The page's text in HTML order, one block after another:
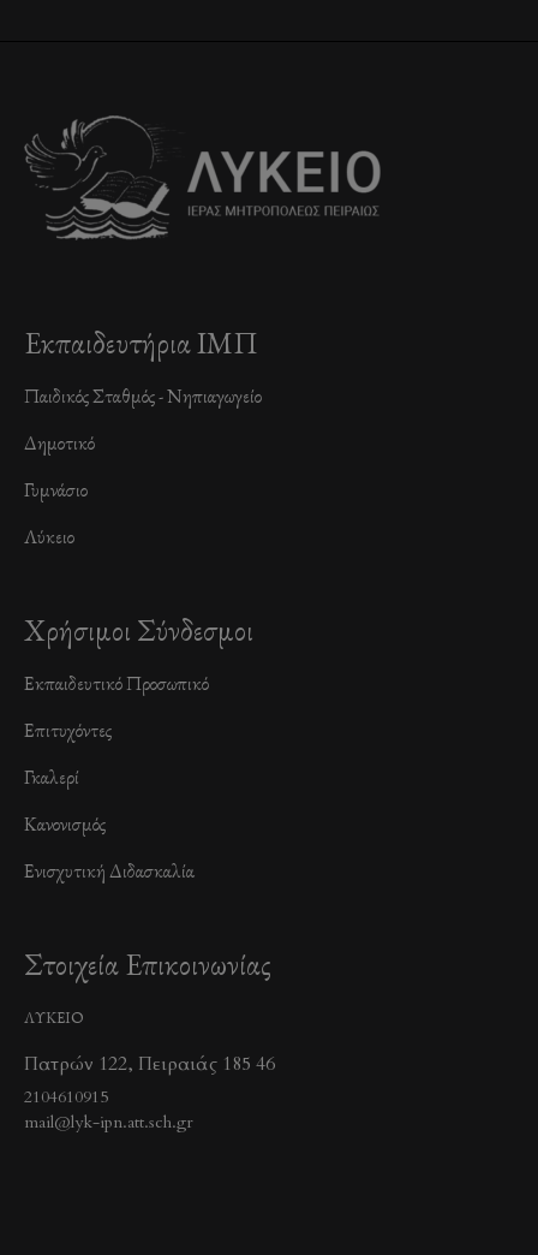
Εκπαιδευτήρια ΙΜΠ
Παιδικός Σταθμός - Νηπιαγωγείο
Δημοτικό
Γυμνάσιο
Λύκειο
Χρήσιμοι Σύνδεσμοι
Εκπαιδευτικό Προσωπικό
Επιτυχόντες
Γκαλερί
Κανονισμός
Ενισχυτική Διδασκαλία
Στοιχεία Επικοινωνίας
ΛΥΚΕΙΟ
Πατρών 122, Πειραιάς 185 46
2104610915
mail@lyk-ipn.att.sch.gr